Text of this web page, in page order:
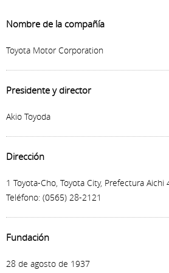
Nombre de la compañía
Toyota Motor Corporation
Presidente y director
Akio Toyoda
Dirección
1 Toyota-Cho, Toyota City, Prefectura Aichi
Teléfono: (0565) 28-2121
Fundación
28 de agosto de 1937